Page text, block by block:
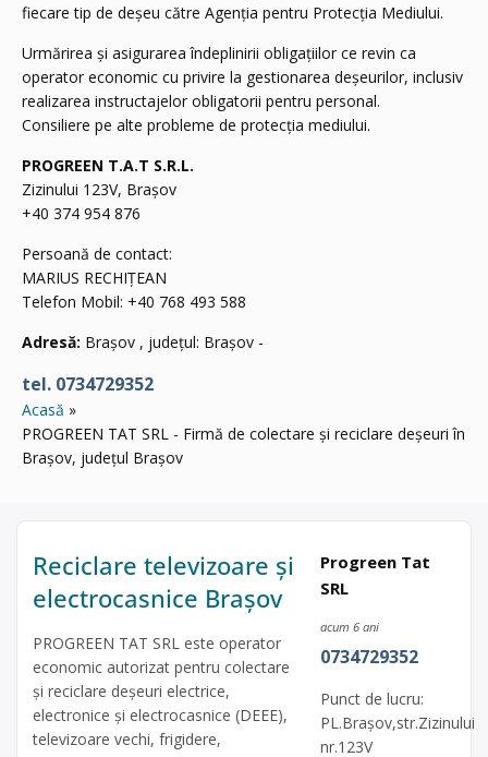
fiecare tip de deșeu către Agenția pentru Protecția Mediului.
Urmărirea și asigurarea îndeplinirii obligațiilor ce revin ca
operator economic cu privire la gestionarea deșeurilor, inclusiv
realizarea instructajelor obligatorii pentru personal.
Consiliere pe alte probleme de protecția mediului.
PROGREEN T.A.T S.R.L.
Zizinului 123V, Brașov
+40 374 954 876
Persoană de contact:
MARIUS RECHIȚEAN
Telefon Mobil: +40 768 493 588
Adresă: Brașov , județul: Brașov -
tel. 0734729352
Acasă
PROGREEN TAT SRL - Firmă de colectare și reciclare deșeuri în
Brașov, județul Brașov
Reciclare televizoare și
electrocasnice Brașov
PROGREEN TAT SRL este operator
economic autorizat pentru colectare
și reciclare deșeuri electrice,
electronice și electrocasnice (DEEE),
televizoare vechi, frigidere,
Progreen Tat
SRL
acum 6 ani
0734729352
Punct de lucru:
PL.Brașov,str.Zizinului
nr.123V